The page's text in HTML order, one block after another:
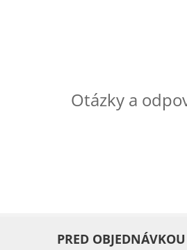
Otázky a
PRED OBJEDNÁVKOU